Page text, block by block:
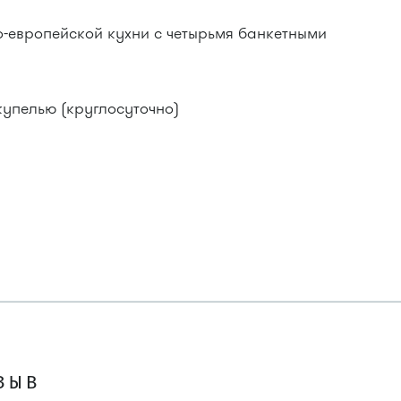
кухни с четырьмя банкетными
(круглосуточно)